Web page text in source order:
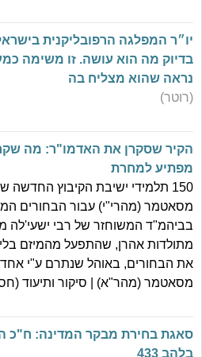
יו״ר המפלגה הרפובליקנית
בדיוק מה הוא עושה. זו משימה
נראה שהוא מצליח בה
(רוטר)
הקיר שסקרן את האדמו"ר: מה
מפתיע למחרת
150 תלמידי ישיבת הקיבוץ
מסאטמר (מהרי"י) עבור הבחורים
בביהמ"ד המשוחזר של רבי ישעי'לה
מתולדות אהרן, שהתפעל מהמיזם
את הבחורים, באוהל שנתרם ע"י אחד
מסאטמר (מהר"א) | סיקור ותיעוד
סאגת בחירת מבקר המדינה: ח"כ
בלהב 433